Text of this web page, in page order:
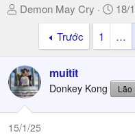
T
a
d
s
t
a
Demon May Cry
N
g
à
y
ử
i
18/
Trước
1 …
muitit
Donkey Kong Lão
15/1/25